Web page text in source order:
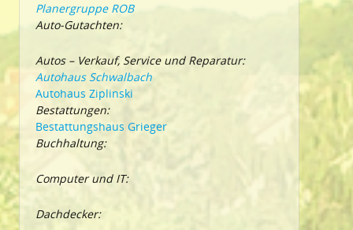
Planergruppe ROB
Auto-Gutachten:
Autos – Verkauf, Service und Reparatur:
Autohaus Schwalbach
Autohaus Ziplinski
Bestattungen:
Bestattungshaus Grieger
Buchhaltung:
Computer und IT:
Dachdecker: